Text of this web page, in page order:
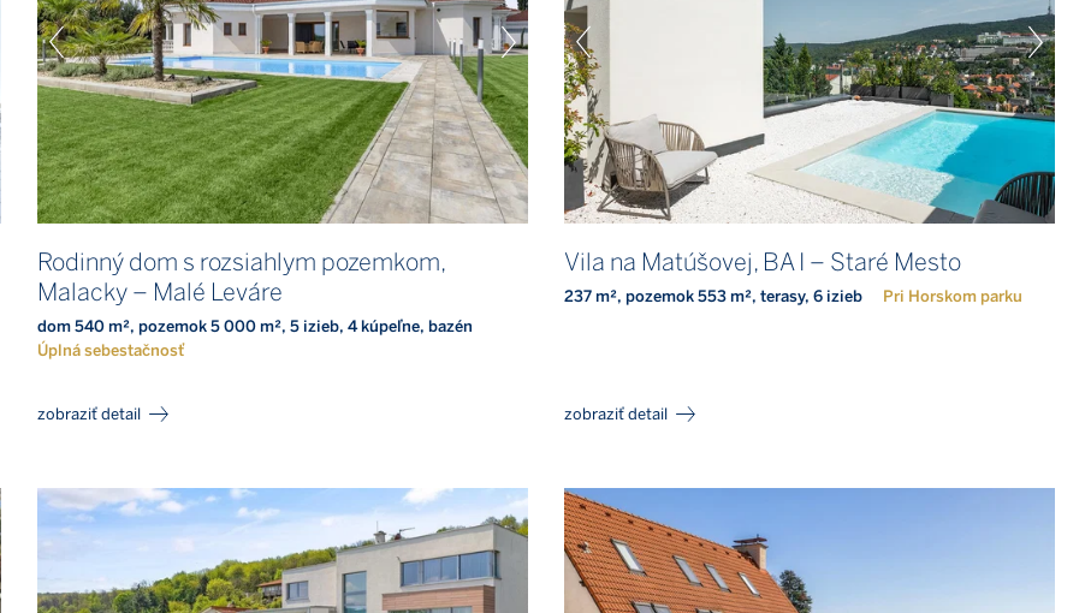
Rodinný dom s rozsiahlym pozemkom,
Malacky – Malé Leváre
dom 540 m², pozemok 5 000 m², 5 izieb, 4 kúpeľne, bazén
Úplná sebestačnosť
zobraziť detail
Vila na Matúšovej, BA I – Staré Mesto
237 m², pozemok 553 m², terasy, 6 izieb Pri Horskom parku
zobraziť detail